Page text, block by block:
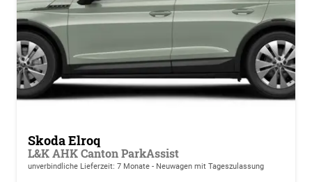
Skoda Elroq
L&K AHK Canton ParkAssist
unverbindliche Lieferzeit: 7 Monate Neuwagen mit Tageszulassung